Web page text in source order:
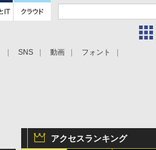
SNS 動画 フォント
アクセスランキング